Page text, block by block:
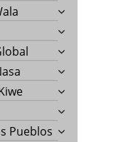
Pueblos